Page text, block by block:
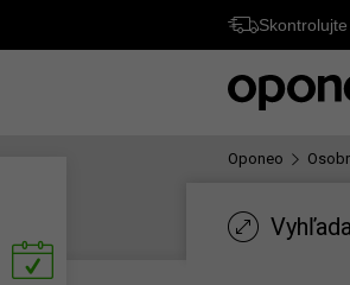
Ctrl
Skontrolujte
Oponeo